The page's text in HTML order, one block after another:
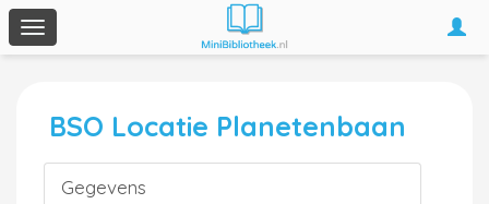
Toggle
navigation
BSO Locatie Planetenbaan
Gegevens